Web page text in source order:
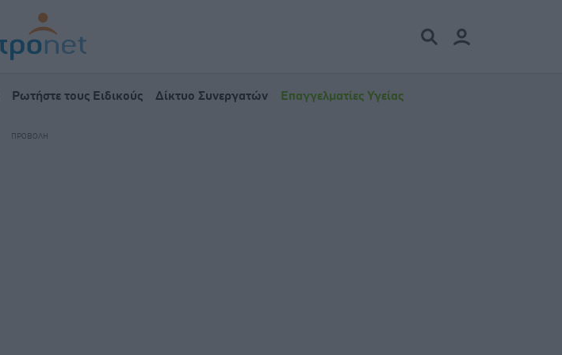
Ρωτήστε τους Ειδικούς Δίκτυο Συνεργατών Επαγγελματίες Υγείας